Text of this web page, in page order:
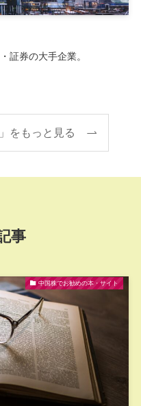
証券の大手企業。
をもっと見る
事
中国株でお勧めの本・サイト